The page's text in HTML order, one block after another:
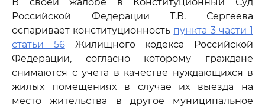
Российской Федерации Т.В. Сергеева
оспаривает конституционность пункта 3 части 1
статьи 56Жилищного кодекса Российской
Федерации, согласно которому граждане
снимаются с учета в качестве нуждающихся в
жилых помещениях в случае их выезда на
место жительства в другое муниципальное